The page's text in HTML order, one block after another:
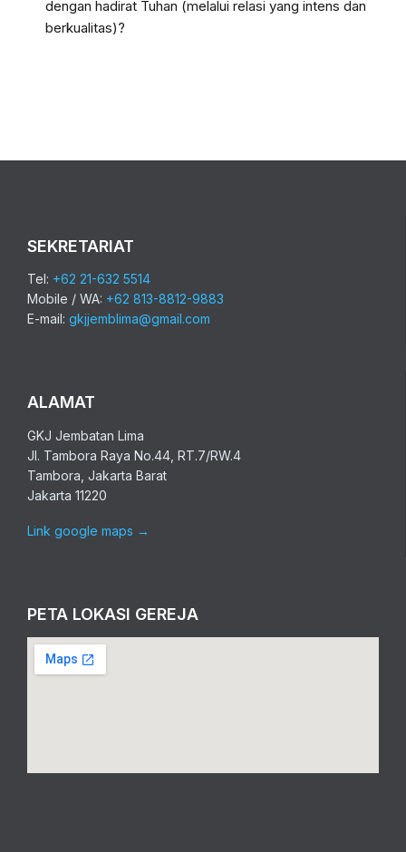
dengan hadirat Tuhan (melalui relasi yang intens dan
berkualitas)?
SEKRETARIAT
Tel: +62 21-632 5514
Mobile / WA: +62 813-8812-9883
E-mail: gkjjemblima@gmail.com
ALAMAT
GKJ Jembatan Lima
Jl. Tambora Raya No.44, RT.7/RW.4
Tambora, Jakarta Barat
Jakarta 11220
Link google maps →
PETA LOKASI GEREJA